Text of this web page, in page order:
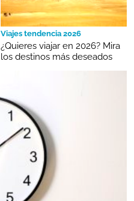
Viajes tendencia 2026
¿Quieres viajar en 2026? Mira
los destinos más deseados